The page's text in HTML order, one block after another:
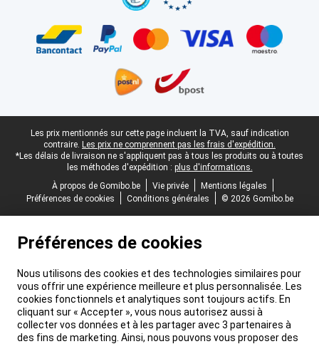
Pied-de-page légal
Les prix mentionnés sur cette page incluent la TVA, sauf indication
contraire. Les prix ne comprennent pas les frais d'expédition.
*Les délais de livraison ne s'appliquent pas à tous les produits ou à toutes
les méthodes d'expédition : plus d'informations.
À propos de Gomibo.be
Vie privée
Mentions légales
Préférences de cookies
Conditions générales © 2026 Gomibo.be
Préférences de cookies
Nous utilisons des cookies et des technologies similaires pour
vous offrir une expérience meilleure et plus personnalisée. Les
cookies fonctionnels et analytiques sont toujours actifs. En
cliquant sur « Accepter », vous nous autorisez aussi à
collecter vos données et à les partager avec 3 partenaires à
des fins de marketing. Ainsi, nous pouvons vous proposer des